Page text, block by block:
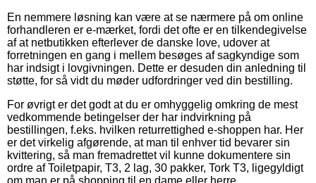
En nemmere løsning kan være at se nærmere på om online
forhandleren er e-mærket, fordi det ofte er en tilkendegivelse
af at netbutikken efterlever de danske love, udover at
forretningen en gang i mellem besøges af sagkyndige som
har indsigt i lovgivningen. Dette er desuden din anledning til
støtte, for så vidt du møder udfordringer ved din bestilling.
For øvrigt er det godt at du er omhyggelig omkring de mest
vedkommende betingelser der har indvirkning på
bestillingen, f.eks. hvilken returrettighed e-shoppen har. Her
er det virkelig afgørende, at man til enhver tid bevarer sin
kvittering, så man fremadrettet vil kunne dokumentere sin
ordre af Toiletpapir, T3, 2 lag, 30 pakker, Tork T3, ligegyldigt
om man er på shopping til en dame eller herre.